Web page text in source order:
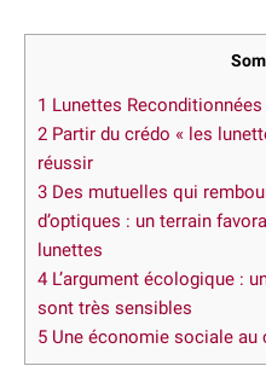
1 Lunettes
2 Partir du crédo « les
réussir
3 Des mutuelles qui
d’optiques : un terrain
lunettes
4 L’argument écologique :
sont très sensibles
5 Une économie sociale